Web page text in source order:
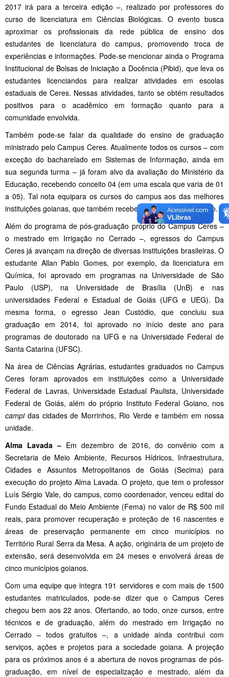
2017 irá para a terceira edição –, realizado por professores do
curso de licenciatura em Ciências Biológicas. O evento busca
aproximar os profissionais da rede pública de ensino dos
estudantes de licenciatura do campus, promovendo troca de
experiências e informações. Pode-se mencionar ainda o Programa
Institucional de Bolsas de Iniciação a Docência (Pibid), que leva os
estudantes licenciandos para realizar atividades em escolas
estaduais de Ceres. Nessas atividades, tanto se obtém resultados
positivos para o acadêmico em formação quanto para a
comunidade envolvida.
Também pode-se falar da qualidade do ensino de graduação
ministrado pelo Campus Ceres. Atualmente todos os cursos – com
exceção do bacharelado em Sistemas de Informação, ainda em
sua segunda turma – já foram alvo da avaliação do Ministério da
Educação, recebendo conceito 04 (em uma escala que varia de 01
a 05). Tal nota equipara os cursos do campus aos das melhores
instituições goianas, que também receberam a mesma avaliação.
Além do programa de pós-graduação próprio do Campus Ceres –
o mestrado em Irrigação no Cerrado –, egressos do Campus
Ceres já avançam na direção de diversas instituições brasileiras. O
estudante Allan Pablo Gomes, por exemplo, da licenciatura em
Química, foi aprovado em programas na Universidade de São
Paulo (USP), na Universidade de Brasília (UnB) e nas
universidades Federal e Estadual de Goiás (UFG e UEG). Da
mesma forma, o egresso Jean Custódio, que concluiu sua
graduação em 2014, foi aprovado no início deste ano para
programas de doutorado na UFG e na Universidade Federal de
Santa Catarina (UFSC).
Na área de Ciências Agrárias, estudantes graduados no Campus
Ceres foram aprovados em instituições como a Universidade
Federal de Lavras, Universidade Estadual Paulista, Universidade
Federal de Goiás, além do próprio Instituto Federal Goiano, nos
campidas cidades de Morrinhos, Rio Verde e também em nossa
unidade.
Alma Lavada – Em dezembro de 2016, do convênio com a
Secretaria de Meio Ambiente, Recursos Hídricos, Infraestrutura,
Cidades e Assuntos Metropolitanos de Goiás (Secima) para
execução do projeto Alma Lavada. O projeto, que tem o professor
Luís Sérgio Vale, do campus, como coordenador, venceu edital do
Fundo Estadual do Meio Ambiente (Fema) no valor de R$ 500 mil
reais, para promover recuperação e proteção de 16 nascentes e
áreas de preservação permanente em cinco municípios no
Território Rural Serra da Mesa. A ação, originária de um projeto de
extensão, será desenvolvida em 24 meses e envolverá áreas de
cinco municípios goianos.
Com uma equipe que integra 191 servidores e com mais de 1500
estudantes matriculados, pode-se dizer que o Campus Ceres
chegou bem aos 22 anos. Ofertando, ao todo, onze cursos, entre
técnicos e de graduação, além do mestrado em Irrigação no
Cerrado – todos gratuitos –, a unidade ainda contribui com
serviços, ações e projetos para a sociedade goiana. A projeção
para os próximos anos é a abertura de novos programas de pós-
graduação, em nível de especialização e mestrado, além da